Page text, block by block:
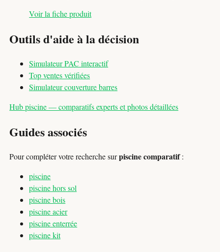
Voir la fiche produit
Outils d'aide à la décision
Simulateur PAC interactif
Top ventes vérifiées
Simulateur couverture barres
Hub piscine — comparatifs experts et photos détaillées
Guides associés
Pour compléter votre recherche surpiscine comparatif:
piscine
piscine hors sol
piscine bois
piscine acier
piscine enterrée
piscine kit